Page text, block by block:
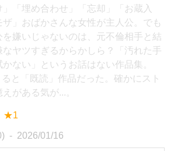
」「埋め合わせ」「忘却」「お蔵入
ザ」おばかさんな女性が主人公。でも
を嫌いじゃないのは、元不倫相手と結
なヤツすぎるからかしら？「汚れた手
かない」というお話はない作品集。
と「既読」作品だった。確かにスト
がある気が...。
★1
2026/01/16